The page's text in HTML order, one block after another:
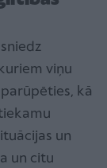
viņu
kā
un
un citu